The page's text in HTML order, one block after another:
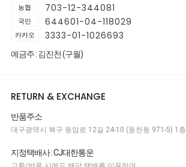
농협 703-12-344081
국민 644601-04-118029
카카오 3333-01-1026693
예금주 : 김진천 (구월)
RETURN & EXCHANGE
반품주소
대구광역시 북구 동암로 12길 24-10 (동천동 971-5) 1층
지정택배사 : CJ대한통운